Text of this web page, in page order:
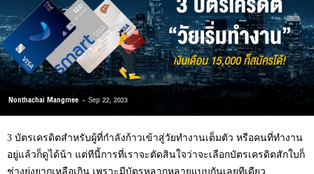
Nonthachai Mangmee - Sep 22, 2023
3 บัตรเครดิตสำหรับผู้ที่กำลังก้าวเข้าสู่วัยทำงานเต็มตัว หรือคนที่ทำงาน
อยู่แล้วก็ดูได้น้า แต่ทีนี้การที่เราจะตัดสินใจว่าจะเลือกบัตรเครดิตสักใบก็
ช่างยุ่งยากเหลือเกิน เพราะมีบัตรหลากหลายแบบกันเลยทีเดียว